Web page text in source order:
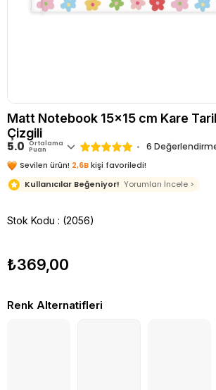
Matt Notebook 15x15 cm Kare
Çizgili
5.0 Ortalama
Puan 6
Sevilen ürün! 2,6Bkişi favoriledi!
Kullanıcılar Beğeniyor! Yorumları İncele >
Stok Kodu (2056)
₺369,00
Renk Alternatifleri